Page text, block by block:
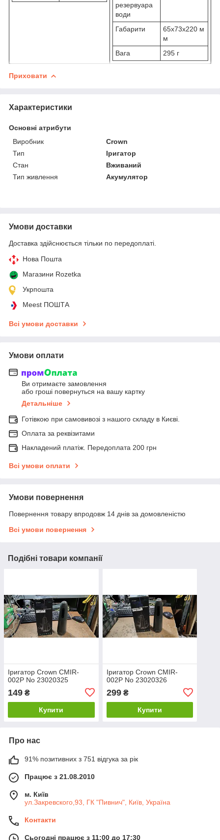
резервуара
води
Габарити
65х73х220 м
м
Вага
295 г
Приховати
Характеристики
Основні атрибути
Виробник
Crown
Тип
Іригатор
Стан
Вживаний
Тип живлення
Акумулятор
Умови доставки
Доставка здійснюється тільки по передоплаті.
Нова Пошта
Магазини Rozetka
Укрпошта
Meest ПОШТА
Всі умови доставки
Умови оплати
Ви отримаєте замовлення
або гроші повернуться на вашу картку
Детальніше
Готівкою при самовивозі з нашого складу в Києві.
Оплата за реквізитами
Накладений платіж. Передоплата 200 грн
Всі умови оплати
Умови повернення
Повернення товару впродовж 14 днів за домовленістю
Всі умови повернення
Подібні товари компанії
Іригатор Crown CMIR-
002P No 23020325
149 ₴
Купити
Іригатор Crown CMIR-
002P No 23020326
299₴
Купити
Про нас
91% позитивних з 751 відгука за рік
Працює з 21.08.2010
м. Київ
ул.Закревского,93, ГК "Пивнич", Київ, Україна
Контакти
Сьогодні працює з 11:00 до 17:30